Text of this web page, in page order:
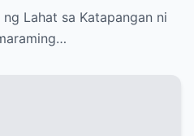
Lahat sa Katapangan ni